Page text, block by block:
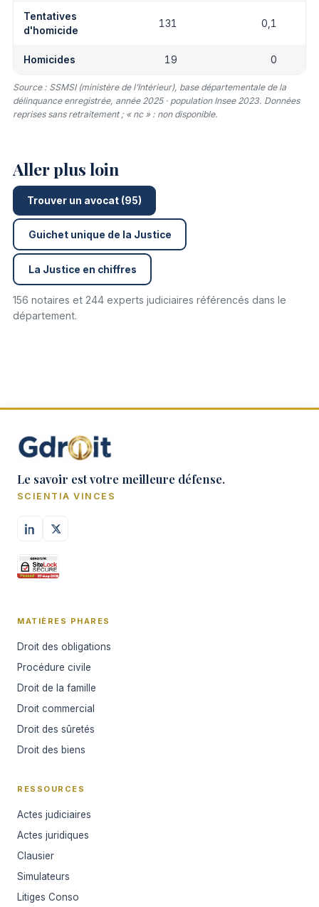
Tentatives
d'homicide
131 0,1
Homicides 19 0
Source : SSMSI (ministère de l’Intérieur), base départementale de la
délinquance enregistrée, année 2025 · population Insee 2023. Données
reprises sans retraitement ; « nc » : non disponible.
Aller plus loin
Trouver un avocat (95)
Guichet unique de la Justice
La Justice en chiffres
156 notaires et 244 experts judiciaires référencés dans le
département.
Le savoir est votre meilleure défense.
SCIENTIA VINCES
MATIÈRES PHARES
Droit des obligations
Procédure civile
Droit de la famille
Droit commercial
Droit des sûretés
Droit des biens
RESSOURCES
Actes judiciaires
Actes juridiques
Clausier
Simulateurs
Litiges Conso